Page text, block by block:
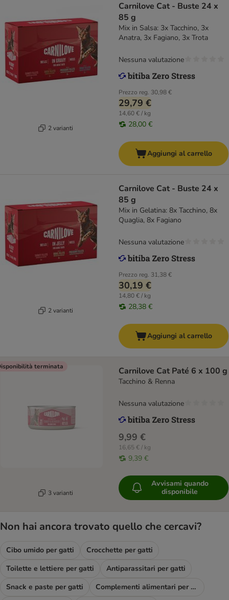
2 varianti
Carnilove Cat - Buste 24 x
85 g
Mix in Salsa: 3x Tacchino, 3x
Anatra, 3x Fagiano, 3x Trota
Prezzo reg. 30,98 €
29,79 €
14,60 € / kg
28,00 €
Nessuna valutazione
Aggiungi al carrello
2 varianti
Carnilove Cat - Buste 24 x
85 g
Mix in Gelatina: 8x Tacchino, 8x
Quaglia, 8x Fagiano
Prezzo reg. 31,38 €
30,19 €
14,80 € / kg
28,38 €
Nessuna valutazione
Aggiungi al carrello
terminata
3 varianti
Carnilove Cat Paté 6 x 100 g
Tacchino & Renna
9,99 €
16,65 € / kg
9,39 €
Nessuna valutazione
Avvisami quando
disponibile
Non hai ancora trovato quello che cercavi?
Cibo umido per gatti
Crocchette per gatti
Toilette e lettiere per gatti
Antiparassitari per gatti
Snack e paste per gatti
Complementi alimentari per gatti